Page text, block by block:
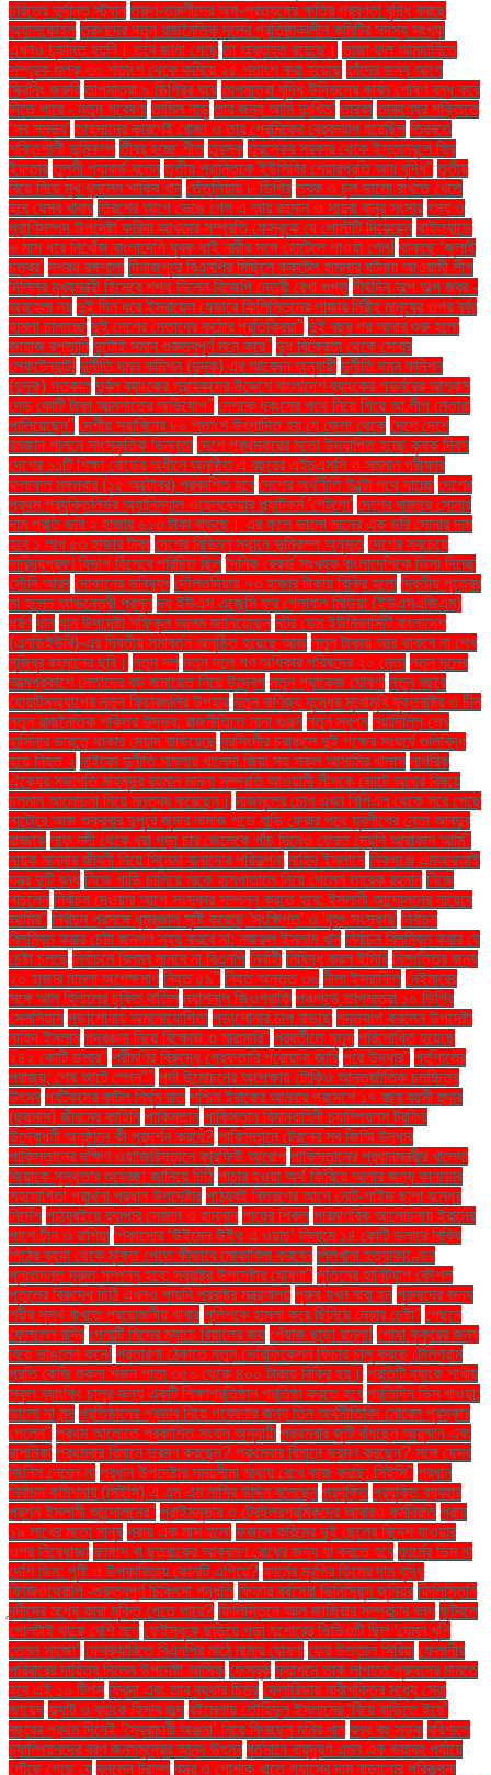
চরিত্রে দুর্দান্ত স্ট্যান তরুণ-তরুণীদের অঙ্গ-প্রত্যঙ্গের ক্ষতির প্রবণতা বৃদ্ধি করছে
অ্যালকোহল তরুণদের নতুন রাজনৈতিক দলের প্রতিষ্ঠাকালীন কমিটির সদস্য সংখ্যা
এখনও চূড়ান্ত হয়নি। তবে জানা গেছে তা অব্যাহত রয়েছে। তাজা ফল আমদানিতে
সম্পূরক শুল্ক ৩০ শতাংশ থেকে কমিয়ে ২৫ শতাংশ করা হয়েছে তাঁদের জন্য আগে
স্ক্রিনিং জরুরি তাপমাত্রা ৯ ডিগ্রির ঘরে তাপমাত্রা বৃদ্ধি উদ্ভিদের কার্বন শোষণ বন্ধ করে
দিতে পারে - নতুন গবেষণা তামিল নাড়ু তার জন্য আমি দুঃখিত' তারকা তারুণ্যের শক্তিতে
‘সব সম্ভব’ তাহসানের কারণেই রোজা ও তার প্রেমিকের ব্রেকআপ হয়েছিল তিব্বতে
শক্তিশালী ভূমিকম্প তীব্র হচ্ছে শীত তুরস্ক তুরস্কের সরকার থেকে ইস্তানবুলে ফ্রি
ইফতার তুলসী গ্যাবার্ড বলেন তৃতীয় প্রান্তিকে ইউসিবির শেয়ারপ্রতি আয় বৃদ্ধি" তৃতীয়
বিয়ে নিয়ে মুখ খুললেন শাকিব খান তেঁতুলিয়ায় ৮ ডিগ্রি ত্বক ও চুল ভালো রাখতে খেতে
হবে যেসব খাবার ত্রিশের আগে ভেঙে গেল এ আর রহমান ও সায়রা বানুর সংসার ৎস্য ও
প্রাণিসম্পদ উপদেষ্টা ফরিদা আখতার সম্প্রতি ফেসবুকে যে পোস্টটি দিয়েছেন থাইল্যান্ডে
৬ মাস ধরে নিখোঁজ বাংলাদেশি যুবক থাই নারীর সঙ্গে হোটেলে পাওয়া গেল! থাকছে ‘জুলাই
চত্বর’ দশরথ রঙ্গশালা দিনাজপুরে বিএনপির মিছিলে ককটেল হামলার ঘটনায় আওয়ামী লীগ
দিল্লির মুখ্যমন্ত্রী হিসেবে শপথ নিলেন বিজেপি নেত্রী রেখা গুপ্ত দীর্ঘদিন অল্প অল্প জ্বর -
অবহেলা নয় দুই দিন ধরে ইসরায়েল যেভাবে ফিলিস্তিনের গাজার নিরীহ মানুষের ওপর বর্বর
হামলা চালাচ্ছে দুই দেশের নেতাদের কঠোর প্রতিক্রিয়া" দুই বছর পর আবার শুরু হলো
জাহাজ রপ্তানি দুটোই সমান গুরুত্বপূর্ণ মনে করে" দুধ বিক্রেতা থেকে সেনার
লেফটেন্যান্ট! দুর্নীতি দমন কমিশন (দুদক) এর আবেদন অনুযায়ী দুর্নীতি দমন কমিশন
(দুদক) গতকাল দুর্বল ব্যাংকের গ্রাহকদের উদ্দেশে বাংলাদেশ ব্যাংকের গভর্নরের আশ্বাস
দেড় কোটি টাকা আত্মসাতের অভিযোগ" দেশকে ধ্বংসের পথে নিয়ে গিয়ে আ.লীগ নেতারা
পালিয়েছেন" দেশীয় সয়াবিনের ৮০ শতাংশ উৎপাদিত হয় যে জেলা থেকে দেশে দেশে
রমজান পালনে সাংস্কৃতিক ভিন্নতা দেশে প্রথমবারের মতো উদযাপিত হচ্ছে কৃষক দিবস
দেশের ১১টি শিক্ষা বোর্ডের অধীনে অনুষ্ঠিত এ বছরের এইচএসসি ও সমমান পরীক্ষার
ফলাফল মঙ্গলবার (১৫ অক্টোবর) প্রকাশিত হবে দেশের অর্থনীতি উল্টো পথে যাচ্ছে দেশের
প্রথম প্রযুক্তিনির্ভর অ্যানিম্যাল ওয়েলফেয়ার প্ল্যাটফর্ম 'পেটগো' দেশের বাজারে সোনার
দাম প্রতি ভরি ২ হাজার ৬১৩ টাকা বাড়ছে। এর ফলে ভালো মানের এক ভরি সোনার দাম
হবে ১ লাখ ৫৩ হাজার টাকা দেশের বিভিন্ন স্থানে ভূমিকম্প অনুভূত দেশের সবচেয়ে
দারিদ্র্যপ্রবণ বিভাগ হিসেবে পরিচিত ছিল দৈনিক রেকর্ড সংখ্যক বাংলাদেশিকে ভিসা দিচ্ছে
সৌদি আরব দোকানের ভবিষ্যৎ দৌলতদিয়ায় ৭৩ হাজার টাকায় বিক্রি হলো দ্বিতীয় পুত্রের
মা হলেন অভিনেত্রী প্রসূন দ্য ইউএস এজেন্সি ফর গ্লোবাল মিডিয়া (ইউএসএজিএম)
ধর্ষণ ধান ধান উপদেষ্টা শফিকুল আলম জানিয়েছেন নটর ডেম ইউনিভার্সিটি বাংলাদেশ
(এনডিইউবি)-এর দ্বিতীয় সমাবর্তন অনুষ্ঠিত হয়েছে আজ নতুন টাকায় আর থাকবে না শেখ
মুজিবুর রহমানের ছবি। নতুন দল নতুন দলে গণ অধিকার পরিষদের ২০ নেতা নতুন দলের
আত্মপ্রকাশে নেতাদের বড় জমায়েত নিয়ে উদ্বেগ নতুন প্যাকেজ ঘোষণা নতুন বছরে
হোয়াটসঅ্যাপের নতুন ফিচারগুলির উপহার নতুন বাণিজ্য যুদ্ধের মুখোমুখি যুক্তরাষ্ট্র ও চীন
নতুন রাজনৈতিক শক্তির উদ্ভব: রাজনীতিতে নানা গুঞ্জন নতুন স্বপ্ন নয়াদিল্লি শেখ
হাসিনার ভারতে থাকার মেয়াদ বাড়িয়েছে নরসিংদীর চরাঞ্চলে দুই পক্ষের সংঘর্ষে গুলিবিদ্ধ
হয়ে নিহত ২ নাইকো দুর্নীতি মামলায় খালেদা জিয়া সহ সকল আসামির খালাস নাগরিক
ঐক্যের সভাপতি মাহমুদুর রহমান মান্না সম্প্রতি আওয়ামী লীগকে ভোটে আনার বিষয়ে
চলমান আলোচনা নিয়ে মন্তব্য করেছেন। নাজমুলের চোখ এখন বিপিএল থেকে সরে গেছে
নাটোরে আজ শুক্রবার দুপুরে জুমার নামাজ পড়ে বাড়ি ফেরার পথে যুবলীগের নেতা আবদুর
রাজ্জাক নাফ নদী থেকে ধরা পড়া চার জেলেকে পাঁচ দিনেও ফেরত দেয়নি আরাকান আর্মি"
নায়ক মান্নার জীবনী নিয়ে সিনেমা বানানোর পরিকল্পনা নাহিদ ইসলামে নিকগঞ্জে এমআরআই
যন্ত্র দুটি বন্ধ নিজে গাড়ি চালিয়ে মাকে হাসপাতালে নিয়ে গেলেন তারেক রহমান নিজে
নাচলেন নির্বাচন দেওয়ার আগে সংস্কার সম্পন্ন করতে হবে: ইসলামী আন্দোলনের নায়েবে
আমির" নির্বাচন প্রসঙ্গে ধূম্রজাল সৃষ্টি করেছে 'সংক্ষিপ্ত' ও 'বৃহৎ সংস্কার' নির্বাচন
বিলম্বিত করার চেষ্টা জনগণ সহ্য করবে না: নজরুল ইসলাম খান নির্বাচন বিলম্বিত করার যে
চেষ্টা চলছে নির্বাচনে বিলম্ব মানবে না বিএনপি নির্বাহী নিষিদ্ধ করল ইসিবি নিষ্পত্তির জন্য
২০ হাজার মামলা অপেক্ষমাণ নিহত ৫৯" নিহত অন্তত ৩৬ নীলা ইসরাফিল নেইমারের
সঙ্গে আল হিলালের চুক্তি বাতিল ন্যাশনাল জিওগ্রাফি পঞ্চগড়ে তাপমাত্রা ১০ ডিগ্রি
সেলসিয়াস পড়াশোনায় অমনোযোগিতা পড়াশোনার চাপ বাড়ছে পদত্যাগ করলেন উপদেষ্টা
নাহিদ ইসলাম পদবঞ্চনা নিয়ে বিক্ষোভ ও মারামারি" পরবর্তীতে মৃত্যু পরিশোধিত হয়েছে
২৪২ কোটি ডলার" পরীমণির বিরুদ্ধে গ্রেফতারি পরোয়ানা জারি পরে উদ্ধার" পর্তুগালের
পরাজয়; শেষ আটে স্পেন"" পর্দা উন্মোচনের অপেক্ষায় টোকিও আন্তর্জাতিক চলচ্চিত্র
উৎসব পর্যটকদের কাটল নির্ঘুম রাত পশ্চিম ইরাকের আনবার প্রদেশে ১৭ বছর বয়সী হুদার
(ছদ্মনাম) জীবনের কাহিনি পাকিস্তান পাকিস্তান বিমানবাহিনী চ্যাম্পিয়নস ট্রফির
উদ্বোধনী অনুষ্ঠানে কী প্রদর্শন করবে? পাকিস্তানে ট্রেনের সব জিম্মি উদ্ধার
পাকিস্তানের দক্ষিণ ওয়াজিরিস্তানে কারফিউ আরোপ পাকিস্তানের প্রধানমন্ত্রীর খালেদা
জিয়াকে সুস্থতার শুভেচ্ছা জানিয়ে চিঠি পাচার হওয়া অর্থ ফিরিয়ে আনার জন্য কানাডার
সহযোগিতা প্রার্থনা প্রধান উপদেষ্টার পাঠ্যবই বিতরণের আগে নোট-গাইড ছাপা বন্ধের
নির্দেশ পাঠ্যবইয়ে র‍্যাপার সেজান ও হান্নান পায়ের শিকল পারমাণবিক আলোচনায় ইরানের
পাশে চীন ও রাশিয়া পিকাসোর ‘উইমেন উইথ এ ওয়াচ’ নিলামে ১৪ কোটি ডলারে বিক্রি
পিঠের ব্যথা থেকে মুক্তি পেতে কীভাবে মোকাবিলা করবেন পিলখানা হত্যাকাণ্ডের
পুনঃতদন্ত দ্রুত সম্পন্ন হবে: স্বরাষ্ট্র উপদেষ্টার ঘোষণা" পুতিনের হানিট্র্যাপ কৌশল
পুতুলের বিরুদ্ধে চিঠি এখনও পায়নি পররাষ্ট্র মন্ত্রণালয় পুরুষ যখন বাবা হন পুরুষদের জন্য
শরীর সুস্থ রাখতে প্রয়োজনীয় খাবার পুলিশকে হামলা করে ছিনিয়ে নেয়ার চেষ্টা" পেছনে
ফেললেন রদ্রি পেনাল্টি মিসের ম্যাচে রিয়ালের জয় পেঁয়াজ ছাড়া রান্না! পোষা কুকুরের জন্য
বিয়ে ভাঙলেন কনে! প্রতারণা ঠেকাতে নতুন ভেরিফিকেশন ফিচার চালু করছে টেলিগ্রাম
প্রতি কেজি শুকনা শজন পাতা ৩৫০ থেকে ৪০০ টাকায় বিক্রি হয়। প্রতিটি ব্যাংক শাখায়
স্কুল ব্যাংকিং চালুর জন্য একটি শিক্ষাপ্রতিষ্ঠান প্রতিষ্ঠা করতে হবে প্রতিদিন ডিম খাওয়া:
ভালো না মন্দ প্রতিষ্ঠানের প্রভাব নিয়ে গবেষণার জন্য তিন অর্থনীতিবিদ নোবেল পুরস্কার
পেলেন" প্রথম আলোতে প্রকাশিত সংবাদ অনুযায়ী প্রথমবার জুটি বাঁধছেন আয়ুষ্মান এবং
রাশমিকা প্রথমবার বিমানে ভ্রমণ করছেন? প্রথমবার বিমানে ভ্রমণ করছেন? সঙ্গে যেসব
জিনিস নেবেন না প্রধান উপদেষ্টার সময়সীমা মাথায় রেখে কাজ করছি: সিইসি" প্রধান
নির্বাচন কমিশনার (সিইসি) এ এম এম নাসির উদ্দিন বলেছেন প্রযুক্তি প্রযুক্তি ব্যবহার
প্রশ্ন ইসলামী আন্দোলনের" প্রাইমমুভার ও ট্রেইলরশ্রমিকদের আবারও কর্মবিরতি প্রায়
১৯ লাখের মতো মানুষ প্রায় এক মাস হলো ফজলে করিমের দুই ছেলের বিদেশ যাওয়ার
ওপর নিষেধাজ্ঞা ফাঙ্গাস বা ছত্রাকের আক্রমণ রোধের জন্য যা করতে হবে ফার্মের ডিম না
দেশি ডিম: পুষ্টি ও উপকারিতায় কোনটি এগিয়ে? ফার্মের মুরগির ডিমের দাম বৃদ্ধি
ফিজিওথেরাপি -গুরুত্বপূর্ণ চিকিৎসা পদ্ধতি ফিফার বর্ষসেরা ভিনিসিয়ুস জুনিয়র ফিলিস্তিনি
বন্দীদের মধ্যে কারা মুক্তি পেতে পারে? ফিলিস্তিনে আল জাজিরার সম্প্রচার বন্ধ ফুটবলে
গোলটাই থাকে বেশি মনে ফেইসবুকে ছড়িয়ে পড়া যশোরের ভিডিওটি ছিল ‘যেমন খুশি
তেমন সাজো’ ফেব্রুয়ারিতে বিএনপির মাঠে নামার ঘোষণা ফের উত্তাল সিরিয়া ফেলানীর
পরিবারের দায়িত্ব নিলেন উপদেষ্টা আসিফ ফেসবুক ফ্যাশনে তাক লাগাতে পুরুষদের মানতে
হবে এই ১০ টিপস ফ্রিদা এবং তার ব্যথার চিত্র ফ্লোরিডায় নারীশক্তির মধ্যে সেরা
জায়েদ ফ্ল্যাট ও ব্যাংক হিসাব জব্দ বইমেলায় তৌহিদুল ইসলামের ‘বিয়ে বাড়িতে ইয়ে’
বছরের প্রথম দিনেই ‘স্বৈরাচারী অঞ্জনা’ নিয়ে ফিরছেন মনির খান বন্ধ বহু সড়ক বরিশালে
চ্যাম্পিয়নদের বরণ জনসমুদ্রের আনন্দ উৎসব বর্তমানে বায়ুদূষণ এমন এক ভয়াবহ পর্যায়ে
পৌঁছে গেছে যে বললেন ট্রাম্প বস্ত্র ও পোশাক খাতে গ্যাসের দাম বাড়ানোর পরিকল্পনা